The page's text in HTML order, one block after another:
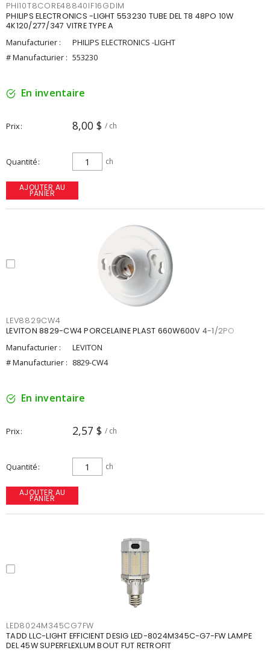
PHI10T8CORE48840IF16GDIM
PHILIPS ELECTRONICS -LIGHT 553230 TUBE DEL T8 48PO 10W
4K120/277/347 VITRE TYPE A
Manufacturier :
PHILIPS ELECTRONICS -LIGHT
# Manufacturier : 553230
En inventaire
Prix 8,00 $ / ch
Quantité ch
AJOUTER AU
PANIER
LEV8829CW4
LEVITON 8829-CW4 PORCELAINE PLAST 660W600V 4-1/2PO
Manufacturier :
LEVITON
# Manufacturier : 8829-CW4
En inventaire
Prix 2,57 $ / ch
Quantité ch
AJOUTER AU
PANIER
LED8024M345CG7FW
TADD LLC-LIGHT EFFICIENT DESIG LED-8024M345C-G7-FW LAMPE
DEL 45W SUPERFLEXLUM BOUT FUT RETROFIT